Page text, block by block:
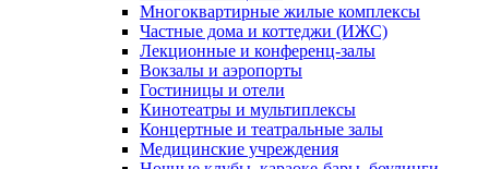
Многоквартирные жилые комплексы
Частные дома и коттеджи (ИЖС)
Лекционные и конференц-залы
Вокзалы и аэропорты
Гостиницы и отели
Кинотеатры и мультиплексы
Концертные и театральные залы
Медицинские учреждения